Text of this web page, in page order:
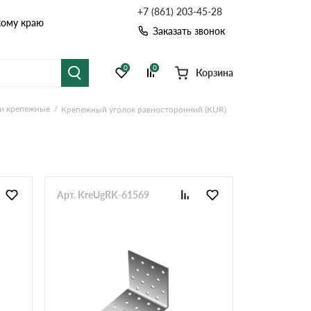
краю
+7 (861) 203-45-28
Заказать звонок
черепица Рулонная кровля
системы Софиты
0 0 Корзина
крепежныe Крепежный уголок равносторонний (KUR)
Арт. KreUgRK-61569